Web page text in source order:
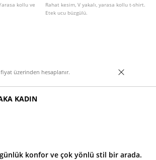
kollu ve
Rahat kesim, V yakalı, yarasa kollu t-shirt.
Etek ucu büzgülü.
üzerinden hesaplanır.
KADIN
konfor ve çok yönlü stil bir arada.